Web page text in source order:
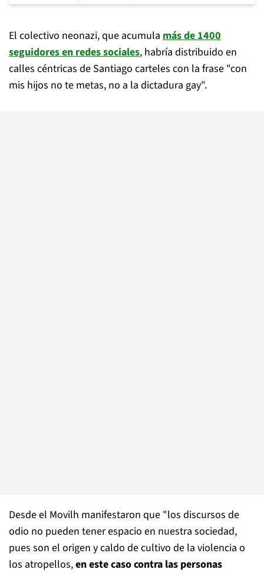
El colectivo neonazi, que acumula más de 1400
seguidores en redes sociales, habría distribuido en
calles céntricas de Santiago carteles con la frase "con
mis hijos no te metas, no a la dictadura gay".
Desde el Movilh manifestaron que "los discursos de
odio no pueden tener espacio en nuestra sociedad,
pues son el origen y caldo de cultivo de la violencia o
los atropellos,en este caso contra las personas